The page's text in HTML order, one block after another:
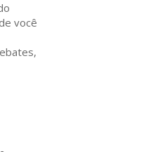
você